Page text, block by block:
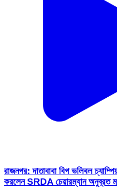
রাজনগর: দাতাবাবা বিগ ভলিবল
করলেন SRDA চেয়ারম্যান অনুব্রত